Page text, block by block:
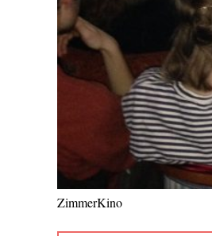
ZimmerKino